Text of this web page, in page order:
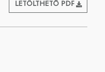
LETÖLTHETŐ PDF